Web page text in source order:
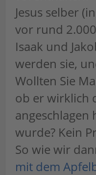
Jesus selber
vor rund
Isaak und
werden sie,
Wollten Sie
ob er wirklich
wurde? Kein
So wie wir
mit dem